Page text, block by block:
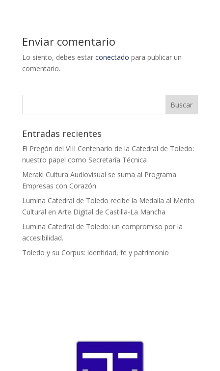
Enviar comentario
Lo siento, debes estar conectado para publicar un
comentario.
Entradas recientes
El Pregón del VIII Centenario de la Catedral de Toledo:
nuestro papel como Secretaría Técnica
Meraki Cultura Audiovisual se suma al Programa
Empresas con Corazón
Lumina Catedral de Toledo recibe la Medalla al Mérito
Cultural en Arte Digital de Castilla-La Mancha
Lumina Catedral de Toledo: un compromiso por la
accesibilidad.
Toledo y su Corpus: identidad, fe y patrimonio